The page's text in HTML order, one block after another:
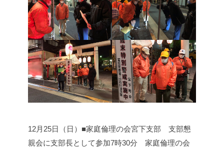
12月25日（日）■家庭倫理の会宮下支部 支部懇
親会に支部長として参加7時30分 家庭倫理の会